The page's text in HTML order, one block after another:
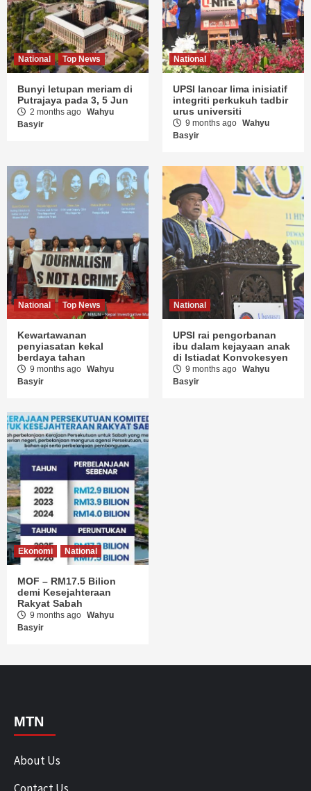
National Top News
Bunyi letupan meriam di
Putrajaya pada 3, 5 Jun
2 months ago Wahyu
Basyir
National
UPSI lancar lima inisiatif
integriti perkukuh tadbir
urus universiti
9 months ago Wahyu
Basyir
National Top News
Kewartawanan
penyiasatan kekal
berdaya tahan
9 months ago Wahyu
Basyir
National
UPSI rai pengorbanan
ibu dalam kejayaan anak
di Istiadat Konvokesyen
9 months ago Wahyu
Basyir
Ekonomi National
MOF – RM17.5 Bilion
demi Kesejahteraan
Rakyat Sabah
9 months ago Wahyu
Basyir
MTN
About Us